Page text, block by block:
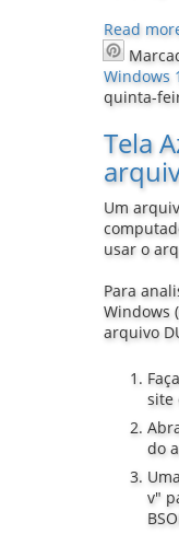
Read
Windows
quinta-
Tela
Um
usar o
Para
Windows
arquivo
site
do
v"